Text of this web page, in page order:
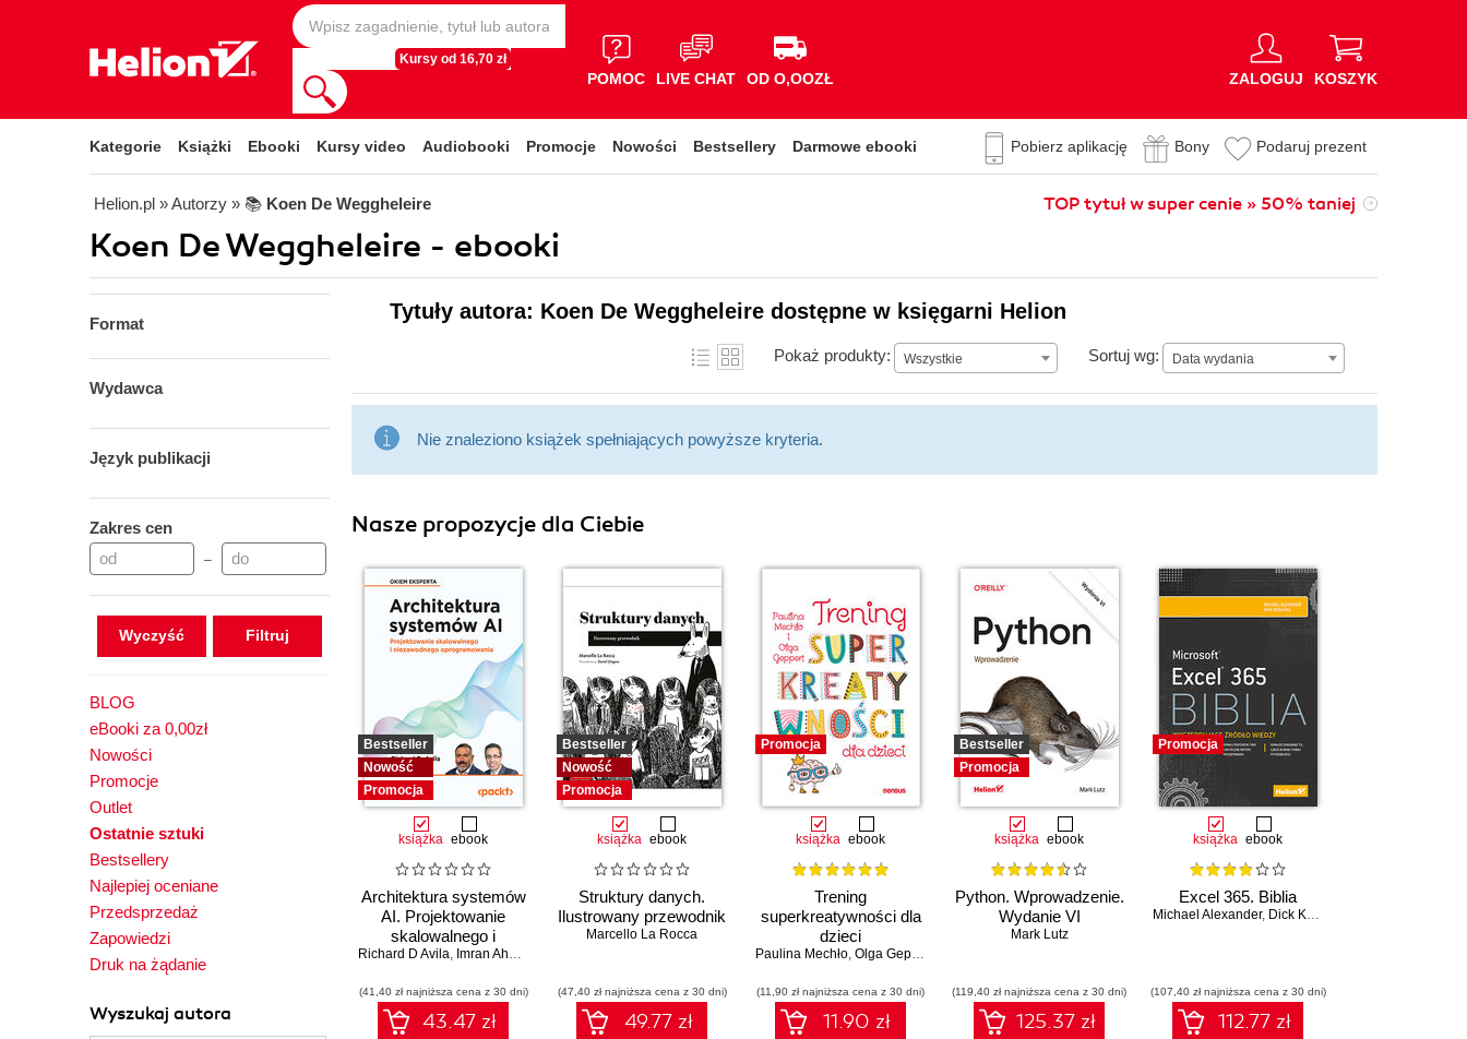
Kursy od 16,70 zł
POMOC LIVE CHAT OD O,OOZŁ ZALOGUJ KOSZYK
Kategorie Książki Ebooki Kursy video Audiobooki Promocje Nowości Bestsellery Darmowe ebooki Pobierz aplikację Bony Podaruj prezent
Helion.pl » Autorzy » 📚 Koen De Weggheleire TOP tytuł w super cenie » 50% taniej
Koen De Weggheleire - ebooki
Format
Wydawca
Język publikacji
Zakres cen
–
Wyczyść
BLOG
eBooki za 0,00zł
Nowości
Promocje
Outlet
Ostatnie sztuki
Bestsellery
Najlepiej oceniane
Przedsprzedaż
Zapowiedzi
Druk na żądanie
Wyszukaj autora
Tytuły autora: Koen De Weggheleire dostępne w księgarni Helion
Pokaż produkty: Wszystkie Sortuj wg: Data wydania
Data wydania
Nie znaleziono książek spełniających powyższe kryteria.
Nasze propozycje dla Ciebie
Bestseller
Nowość
Promocja
książka ebook
Architektura systemów
AI. Projektowanie
skalowalnego i
niezawodnego
Richard D Avila, Imran Ahmad
(41,40 zł najniższa cena z 30 dni)
43.47 zł
Bestseller
Nowość
Promocja
książka ebook
Struktury danych.
Ilustrowany przewodnik
Marcello La Rocca
(47,40 zł najniższa cena z 30 dni)
49.77 zł
Promocja
książka ebook
Trening
superkreatywności dla
dzieci
Paulina Mechło, Olga Geppert
(11,90 zł najniższa cena z 30 dni)
11.90 zł
Bestseller
Promocja
książka ebook
Python. Wprowadzenie.
Wydanie VI
Mark Lutz
(119,40 zł najniższa cena z 30 dni)
125.37 zł
Promocja
książka ebook
Excel 365. Biblia
Michael Alexander, Dick Kusleika
(107,40 zł najniższa cena z 30 dni)
112.77 zł